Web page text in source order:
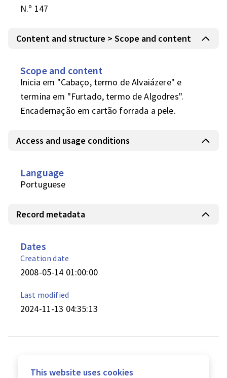
N.º 147
Content and structure > Scope and content
Scope and content
Inicia em "Cabaço, termo de Alvaiázere" e
termina em "Furtado, termo de Algodres".
Encadernação em cartão forrada a pele.
Access and usage conditions
Language
Portuguese
Record metadata
Dates
Creation date
2008-05-14 01:00:00
Last modified
2024-11-13 04:35:13
This website uses cookies